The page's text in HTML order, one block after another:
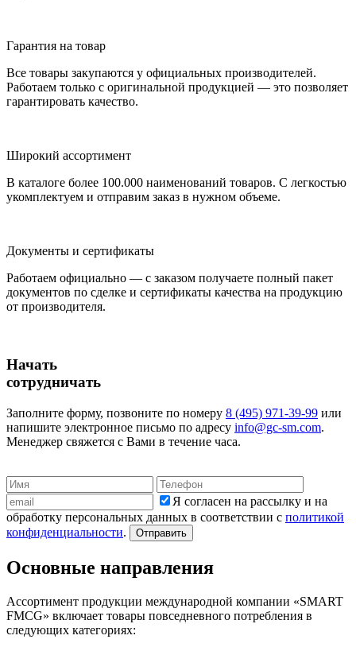
Гарантия на товар
Все товары закупаются у официальных производителей.
Работаем только с оригинальной продукцией — это позволяет
гарантировать качество.
Широкий ассортимент
В каталоге более 100.000 наименований товаров. С легкостью
укомплектуем и отправим заказ в нужном объеме.
Документы и сертификаты
Работаем официально — с заказом получаете полный пакет
документов по сделке и сертификаты качества на продукцию
от производителя.
Начать
сотрудничать
Заполните форму, позвоните по номеру 8 (495) 971-39-99 или
напишите электронное письмо по адресу info@gc-sm.com.
Менеджер свяжется с Вами в течение часа.
Я согласен на рассылку и на
обработку персональных данных в соответствии с политикой
конфиденциальности. Отправить
Основные направления
Ассортимент продукции международной компании «SMART
FMCG» включает товары повседневного потребления в
следующих категориях: